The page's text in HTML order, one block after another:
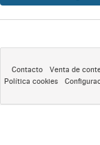
Contacto Venta de
Política cookies